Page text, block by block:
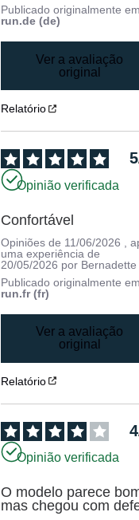
Publicado originalmente
run.de (de)
Ver a avaliação
original
Relatório
5
Opinião verificada
Confortável
Opiniões de 11/06/2026
,
uma experiência de
20/05/2026 por Bernadette
Publicado originalmente
run.fr (fr)
Ver a avaliação
original
Relatório
4
Opinião verificada
O modelo parece
mas chegou com